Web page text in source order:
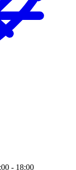
- 18:00